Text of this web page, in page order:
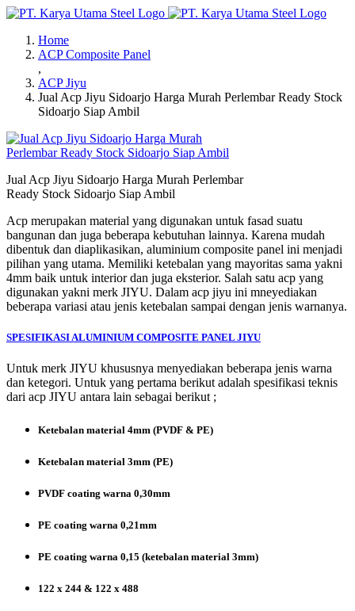
Skip
contentHome
ACP Composite Panel
,
ACP Jiyu
Jual Acp Jiyu Sidoarjo Harga Murah Perlembar Ready Stock
Sidoarjo Siap Ambil
Jual Acp Jiyu Sidoarjo Harga Murah Perlembar
Ready Stock Sidoarjo Siap Ambil
Acp merupakan material yang digunakan untuk fasad suatu
bangunan dan juga beberapa kebutuhan lainnya. Karena mudah
dibentuk dan diaplikasikan, aluminium composite panel ini menjadi
pilihan yang utama. Memiliki ketebalan yang mayoritas sama yakni
4mm baik untuk interior dan juga eksterior. Salah satu acp yang
digunakan yakni merk JIYU. Dalam acp jiyu ini mneyediakan
beberapa variasi atau jenis ketebalan sampai dengan jenis warnanya.
SPESIFIKASI ALUMINIUM COMPOSITE PANEL JIYU
Untuk merk JIYU khususnya menyediakan beberapa jenis warna
dan ketegori. Untuk yang pertama berikut adalah spesifikasi teknis
dari acp JIYU antara lain sebagai berikut ;
Ketebalan material 4mm (PVDF & PE)
Ketebalan material 3mm (PE)
PVDF coating warna 0,30mm
PE coating warna 0,21mm
PE coating warna 0,15 (ketebalan material 3mm)
122 x 244 & 122 x 488